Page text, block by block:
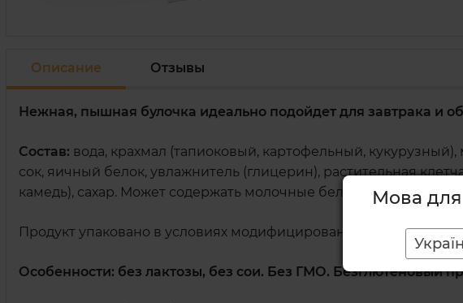
Описание Отзывы
Нежная, пышная булочка идеально подойдет для завтрака и
Состав: вода, крахмал (тапиоковый, картофельный,
сок, яичный белок, увлажнитель (глицерин), растительная
камедь), сахар. Может содержать молочные белки.
Продукт упаковано в условиях модифицированной атмосферы.
Особенности: без лактозы, без сои. Без ГМО. Безглютеновый
Мова